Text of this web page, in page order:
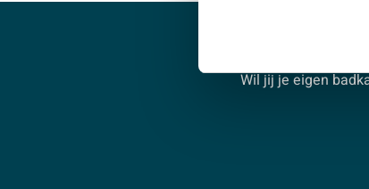
Wil jij je eigen